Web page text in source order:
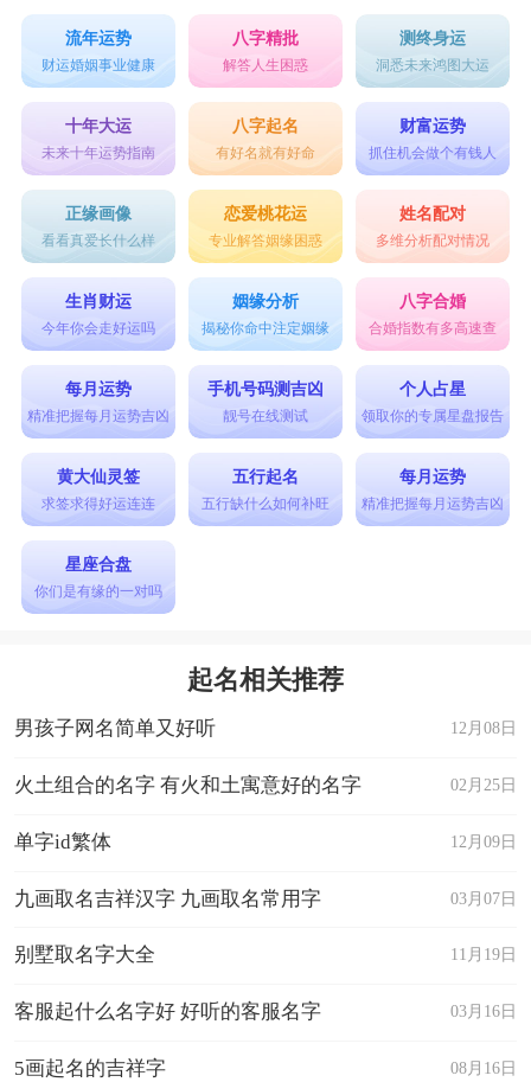
流年运势
财运婚姻事业健康
八字精批
解答人生困惑
测终身运
洞悉未来鸿图大运
十年大运
未来十年运势指南
八字起名
有好名就有好命
财富运势
抓住机会做个有钱人
正缘画像
看看真爱长什么样
恋爱桃花运
专业解答姻缘困惑
姓名配对
多维分析配对情况
生肖财运
今年你会走好运吗
姻缘分析
揭秘你命中注定姻缘
八字合婚
合婚指数有多高速查
每月运势
精准把握每月运势吉凶
手机号码测吉凶
靓号在线测试
个人占星
领取你的专属星盘报告
黄大仙灵签
求签求得好运连连
五行起名
五行缺什么如何补旺
每月运势
精准把握每月运势吉凶
星座合盘
你们是有缘的一对吗
起名相关推荐
12月08日
男孩子网名简单又好听
02月25日
火土组合的名字 有火和土寓意好的名字
12月09日
单字id繁体
03月07日
九画取名吉祥汉字 九画取名常用字
11月19日
别墅取名字大全
03月16日
客服起什么名字好 好听的客服名字
08月16日
5画起名的吉祥字